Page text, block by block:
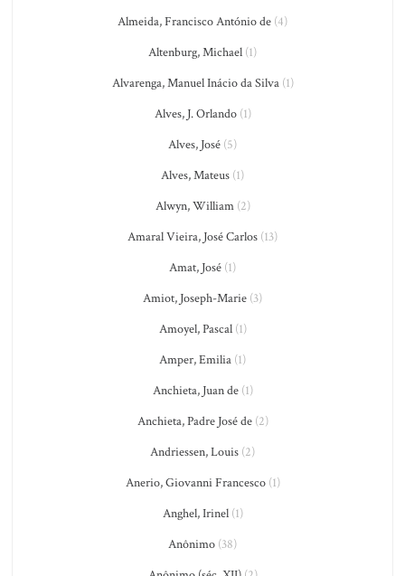
Almeida, Francisco António de (4)
Altenburg, Michael (1)
Alvarenga, Manuel Inácio da Silva(1)
Alves, J. Orlando(1)
Alves, José (5)
Alves, Mateus (1)
Alwyn, William(2)
Amaral Vieira, José Carlos (13)
Amat, José (1)
Amiot, Joseph-Marie (3)
Amoyel, Pascal(1)
Amper, Emilia (1)
Anchieta, Juan de(1)
Anchieta, Padre José de(2)
Andriessen, Louis (2)
Anerio, Giovanni Francesco(1)
Anghel, Irinel(1)
Anônimo (38)